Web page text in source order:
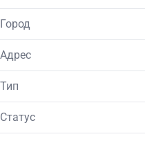
Город
Адрес
Тип
Статус